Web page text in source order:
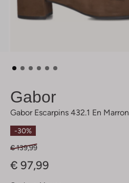
Gabor
Gabor Escarpins 432.1 En Marron
-30%
€ 139,99
€ 97,99